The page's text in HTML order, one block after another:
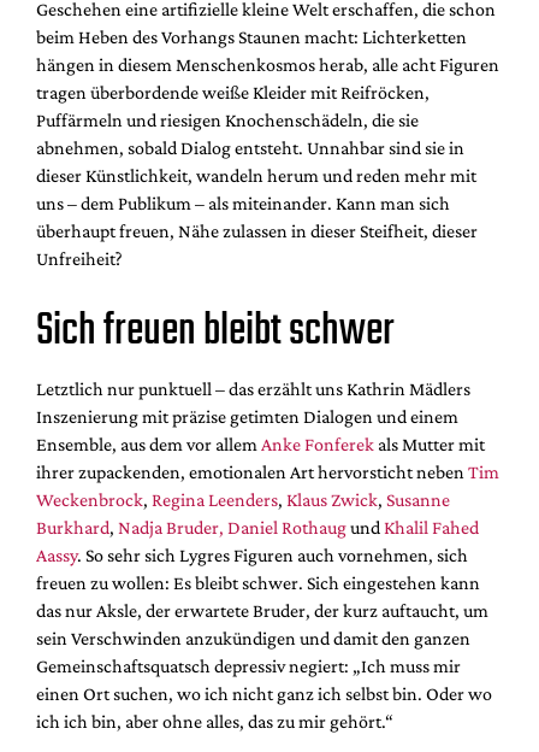
Geschehen eine artifizielle kleine Welt erschaffen, die schon
beim Heben des Vorhangs Staunen macht: Lichterketten
hängen in diesem Menschenkosmos herab, alle acht Figuren
tragen überbordende weiße Kleider mit Reifröcken,
Puffärmeln und riesigen Knochenschädeln, die sie
abnehmen, sobald Dialog entsteht. Unnahbar sind sie in
dieser Künstlichkeit, wandeln herum und reden mehr mit
uns – dem Publikum – als miteinander. Kann man sich
überhaupt freuen, Nähe zulassen in dieser Steifheit, dieser
Unfreiheit?
Sich freuen bleibt schwer
Letztlich nur punktuell – das erzählt uns Kathrin Mädlers
Inszenierung mit präzise getimten Dialogen und einem
Ensemble, aus dem vor allem Anke Fonferek als Mutter mit
ihrer zupackenden, emotionalen Art hervorsticht neben Tim
Weckenbrock, Regina Leenders, Klaus Zwick, Susanne
Burkhard, Nadja Bruder, Daniel Rothaugund Khalil Fahed
Aassy. So sehr sich Lygres Figuren auch vornehmen, sich
freuen zu wollen: Es bleibt schwer. Sich eingestehen kann
das nur Aksle, der erwartete Bruder, der kurz auftaucht, um
sein Verschwinden anzukündigen und damit den ganzen
Gemeinschaftsquatsch depressiv negiert: „Ich muss mir
einen Ort suchen, wo ich nicht ganz ich selbst bin. Oder wo
ich ich bin, aber ohne alles, das zu mir gehört.“